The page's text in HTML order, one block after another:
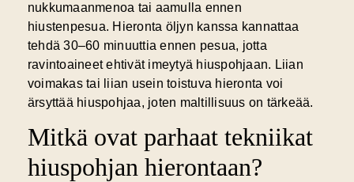
nukkumaanmenoa tai aamulla ennen
hiustenpesua. Hieronta öljyn kanssa kannattaa
tehdä 30–60 minuuttia ennen pesua, jotta
ravintoaineet ehtivät imeytyä hiuspohjaan. Liian
voimakas tai liian usein toistuva hieronta voi
ärsyttää hiuspohjaa, joten maltillisuus on tärkeää.
Mitkä ovat parhaat tekniikat
hiuspohjan hierontaan?